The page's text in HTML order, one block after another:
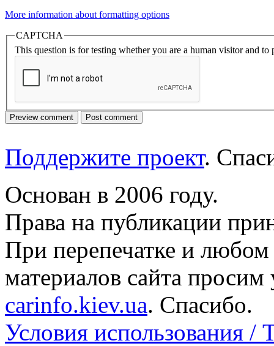
More information about formatting options
CAPTCHA
This question is for testing whether you are a human visitor and to
Поддержите проект.
Основан в 2006 году.
Права на публикации
При перепечатке и
материалов сайта просим
carinfo.kiev.ua. Спасибо.
Условия использования /